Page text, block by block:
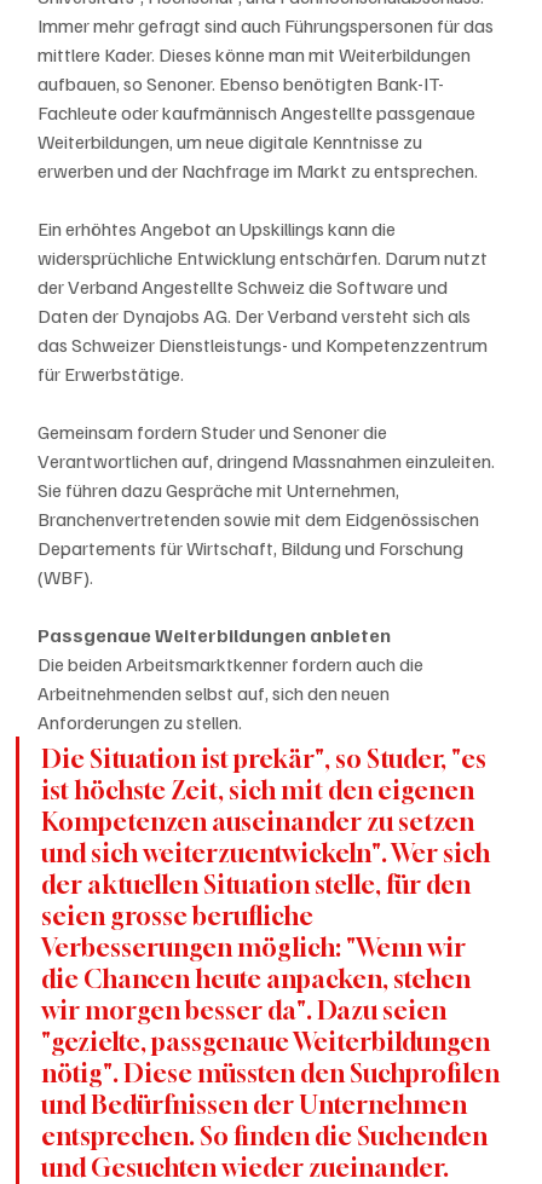
Immer mehr gefragt sind auch Führungspersonen für das
mittlere Kader. Dieses könne man mit Weiterbildungen
aufbauen, so Senoner. Ebenso benötigten Bank-IT-
Fachleute oder kaufmännisch Angestellte passgenaue
Weiterbildungen, um neue digitale Kenntnisse zu
erwerben und der Nachfrage im Markt zu entsprechen.
Ein erhöhtes Angebot an Upskillings kann die
widersprüchliche Entwicklung entschärfen. Darum nutzt
der Verband Angestellte Schweiz die Software und
Daten der Dynajobs AG. Der Verband versteht sich als
das Schweizer Dienstleistungs- und Kompetenzzentrum
für Erwerbstätige.
Gemeinsam fordern Studer und Senoner die
Verantwortlichen auf, dringend Massnahmen einzuleiten.
Sie führen dazu Gespräche mit Unternehmen,
Branchenvertretenden sowie mit dem Eidgenössischen
Departements für Wirtschaft, Bildung und Forschung
(WBF).
Passgenaue Weiterbildungen anbieten
Die beiden Arbeitsmarktkenner fordern auch die
Arbeitnehmenden selbst auf, sich den neuen
Anforderungen zu stellen.
Die Situation ist prekär", so Studer, "es
ist höchste Zeit, sich mit den eigenen
Kompetenzen auseinander zu setzen
und sich weiterzuentwickeln". Wer sich
der aktuellen Situation stelle, für den
seien grosse berufliche
Verbesserungen möglich: "Wenn wir
die Chancen heute anpacken, stehen
wir morgen besser da". Dazu seien
"gezielte, passgenaue Weiterbildungen
nötig". Diese müssten den Suchprofilen
und Bedürfnissen der Unternehmen
entsprechen. So finden die Suchenden
und Gesuchten wieder zueinander.